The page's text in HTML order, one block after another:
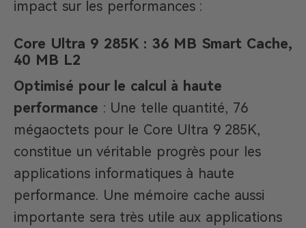
impact sur les performances :
Core Ultra 9 285K : 36 MB Smart Cache,
40 MB L2
Optimisé pour le calcul à haute
performance : Une telle quantité, 76
mégaoctets pour le Core Ultra 9 285K,
constitue un véritable progrès pour les
applications informatiques à haute
performance. Une mémoire cache aussi
importante sera très utile aux applications